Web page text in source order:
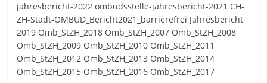
jahresbericht-2022 ombudsstelle-jahresbericht-2021 CH-
ZH-Stadt-OMBUD_Bericht2021_barrierefrei Jahresbericht
2019 Omb_StZH_2018 Omb_StZH_2007 Omb_StZH_2008
Omb_StZH_2009 Omb_StZH_2010 Omb_StZH_2011
Omb_StZH_2012 Omb_StZH_2013 Omb_StZH_2014
Omb_StZH_2015 Omb_StZH_2016 Omb_StZH_2017